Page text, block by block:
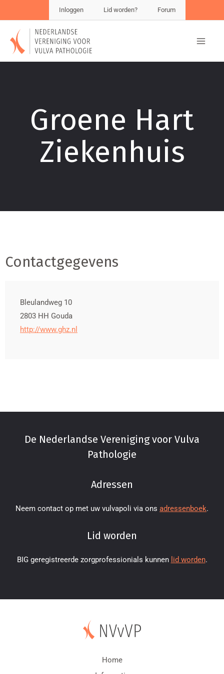
Inloggen Lid worden? Forum
Groene Hart
Ziekenhuis
Contactgegevens
Bleulandweg 10
2803 HH Gouda
http://www.ghz.nl
De Nederlandse Vereniging voor Vulva
Pathologie
Adressen
Neem contact op met uw vulvapoli via ons adressenboek.
Lid worden
BIG geregistreerde zorgprofessionials kunnen lid worden.
Home